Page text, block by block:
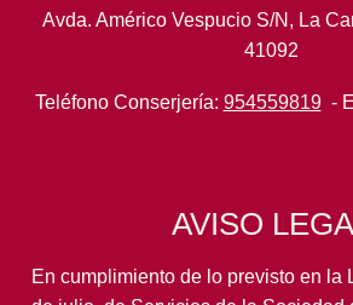
Avda. Américo Vespucio S/N, La
41092
Teléfono Conserjería: 954559819-
AVISO
En cumplimiento de lo previsto en la